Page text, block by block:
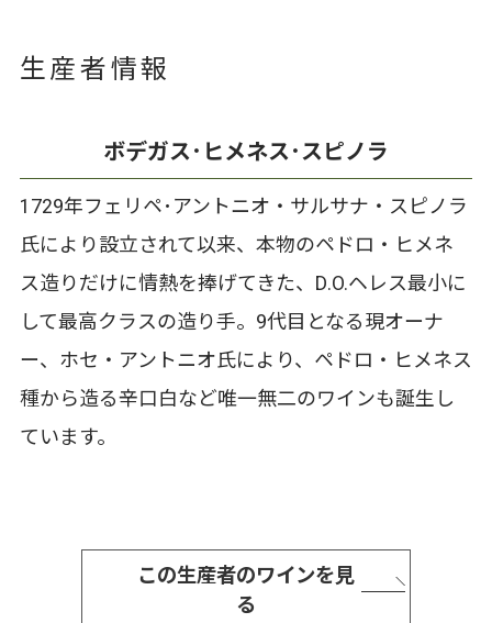
生産者情報
ボデガス･ヒメネス･スピノラ
1729年フェリペ･アントニオ・サルサナ・スピノラ
氏により設立されて以来、本物のペドロ・ヒメネ
ス造りだけに情熱を捧げてきた、D.O.ヘレス最小に
して最高クラスの造り手。9代目となる現オーナ
ー、ホセ・アントニオ氏により、ペドロ・ヒメネス
種から造る辛口白など唯一無二のワインも誕生し
ています。
この生産者のワインを見
る